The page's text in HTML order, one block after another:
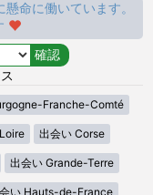
命に働いています。
Franche-Comté
出会い Corse
出会い Grande-Terre
い Hauts-de-France